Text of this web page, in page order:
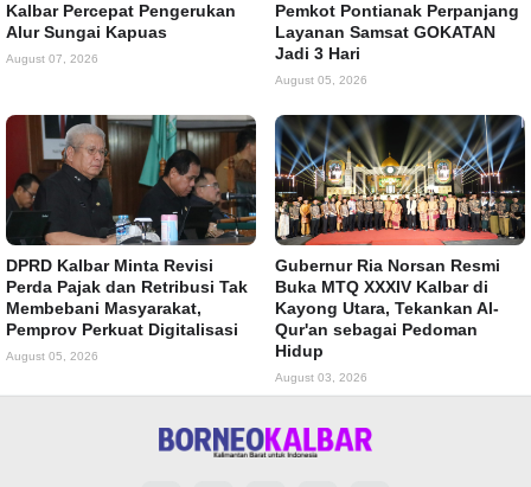
Kalbar Percepat Pengerukan
Alur Sungai Kapuas
August 07, 2026
Pemkot Pontianak Perpanjang
Layanan Samsat GOKATAN
Jadi 3 Hari
August 05, 2026
DPRD Kalbar Minta Revisi
Perda Pajak dan Retribusi Tak
Membebani Masyarakat,
Pemprov Perkuat Digitalisasi
August 05, 2026
Gubernur Ria Norsan Resmi
Buka MTQ XXXIV Kalbar di
Kayong Utara, Tekankan Al-
Qur'an sebagai Pedoman
Hidup
August 03, 2026